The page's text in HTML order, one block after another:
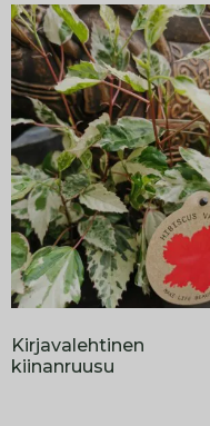
Kirjavalehtinen
kiinanruusu